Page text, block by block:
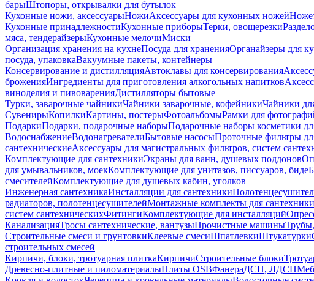
барыШтопоры, открывалки для бутылок
Кухонные ножи, аксессуарыНожиАксессуары для кухонных ножей
Кухонные принадлежностиКухонные приборыТерки, овощерезки
мяса, тендерайзерыКухонные мелочиМиски
Организация хранения на кухнеПосуда для храненияОрганайзеры для
посуда, упаковкаВакуумные пакеты, контейнеры
Консервирование и дистилляцияАвтоклавы для консервирования
броженияИнгредиенты для приготовления алкогольных напитков
виноделия и пивоваренияДистилляторы бытовые
Турки, заварочные чайникиЧайники заварочные, кофейникиЧайники
СувенирыКопилкиКартины, постерыФотоальбомыРамки для
ПодаркиПодарки, подарочные наборыПодарочные наборы косметики
ВодоснабжениеВодонагревателиБытовые насосыПроточные фильтры
сантехническиеАксессуары для магистральных фильтров, систем
Комплектующие для сантехникиЭкраны для ванн, душевых поддонов
для умывальников, моекКомплектующие для унитазов, писсуаров, биде
смесителейКомплектующие для душевых кабин, уголков
Инженерная сантехникаИнсталляции для сантехники
радиаторов, полотенцесушителейМонтажные комплекты для сантехники
систем сантехническихФитингиКомплектующие для инсталляций
КанализацияТросы сантехнические, вантузыПрочистные машины
Строительные смеси и грунтовкиКлеевые смесиШпатлевкиШтукатурки
строительных смесей
Кирпичи, блоки, тротуарная плиткаКирпичиСтроительные блоки
Древесно-плитные и пиломатериалыПлиты OSBФанераДСП, ЛДСП